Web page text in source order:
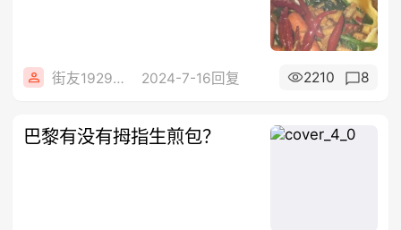
街友19298287 2024-7-16回复 2210 8
巴黎有没有拇指生煎包？